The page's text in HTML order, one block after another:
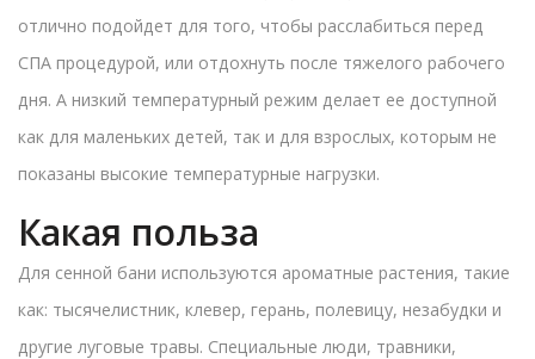
отлично подойдет для того, чтобы расслабиться перед
СПА процедурой, или отдохнуть после тяжелого рабочего
дня. А низкий температурный режим делает ее доступной
как для маленьких детей, так и для взрослых, которым не
показаны высокие температурные нагрузки.
Какая польза
Для сенной бани используются ароматные растения, такие
как: тысячелистник, клевер, герань, полевицу, незабудки и
другие луговые травы. Специальные люди, травники,